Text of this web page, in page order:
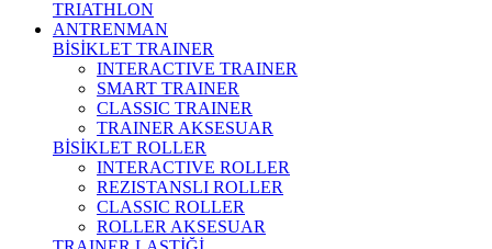
TRIATHLON
ANTRENMAN
BİSİKLET TRAINER
INTERACTIVE TRAINER
SMART TRAINER
CLASSIC TRAINER
TRAINER AKSESUAR
BİSİKLET ROLLER
INTERACTIVE ROLLER
REZISTANSLI ROLLER
CLASSIC ROLLER
ROLLER AKSESUAR